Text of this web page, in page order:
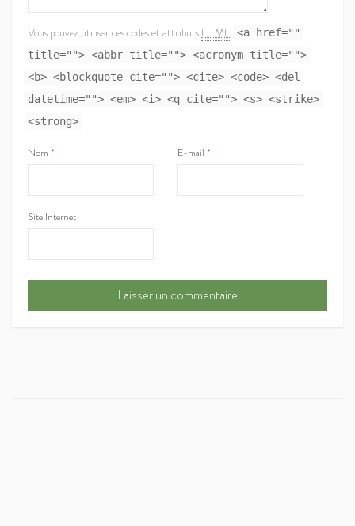
Vous pouvez utiliser ces codes et attributs HTML: <a href=""
title=""> <abbr title=""> <acronym title="">
<b> <blockquote cite=""> <cite> <code> <del
datetime=""> <em> <i> <q cite=""> <s> <strike>
<strong>
Nom * E-mail *
Site Internet